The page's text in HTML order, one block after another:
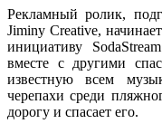
Рекламный ролик,
Jiminy Creative,
инициативу
вместе с другими
известную всем
черепахи среди
дорогу и спасает его.